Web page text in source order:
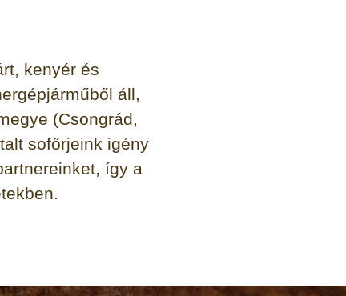
kenyér és
áll,
(Csongrád,
sofőrjeink igény
így a